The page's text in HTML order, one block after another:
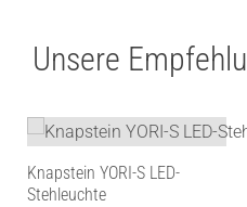
Unsere
Knapstein YORI-S LED-
Stehleuchte